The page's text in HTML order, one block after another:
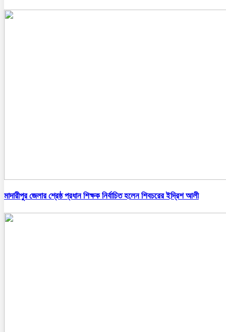
মাদারীপুর জেলার শ্রেষ্ঠ প্রধান শিক্ষক নির্বাচিত হলেন শিবচরের ইদ্রিশ আলী